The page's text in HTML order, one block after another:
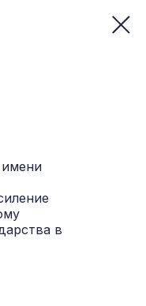
имени
в